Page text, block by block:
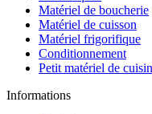
Matériel de boucherie
Matériel de cuisson
Matériel frigorifique
Conditionnement
Petit matériel de
Informations